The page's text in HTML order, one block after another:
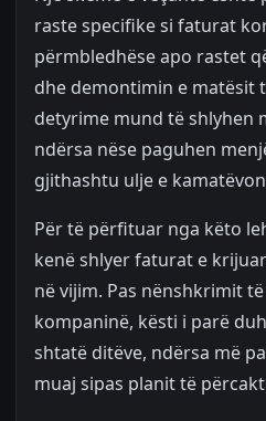
raste specifike si faturat
përmbledhëse apo rastet
dhe demontimin e matësit
detyrime mund të shlyhen
ndërsa nëse paguhen
gjithashtu ulje e
Për të përfituar nga këto
kenë shlyer faturat e
në vijim. Pas nënshkrimit
kompaninë, kësti i parë
shtatë ditëve, ndërsa më
muaj sipas planit të